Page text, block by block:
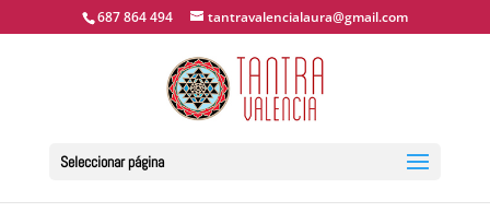
687 864 494 tantravalencialaura@gmail.com
Seleccionar página